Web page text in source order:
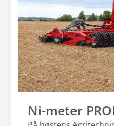
Ni-meter